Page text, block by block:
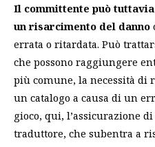
Il committente può
un risarcimento del danno
errata o ritardata. Può
che possono raggiungere
più comune, la necessità di
un catalogo a causa di un
gioco, qui, l’assicurazione
traduttore, che subentra a